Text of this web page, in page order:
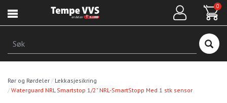
hovedinnhold
0
Søk
Rør og Rørdeler
Lekkasjesikring
Waterguard NRL Smartstop 1/2" NRL-SmartStopp Med 1 stk sensor